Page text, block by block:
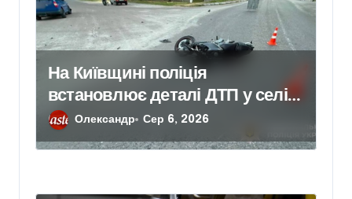
На Київщині поліція
встановлює деталі ДТП у селі
Щербаки, де травмувалися
двоє дітей
Олександр Сер 6, 2026